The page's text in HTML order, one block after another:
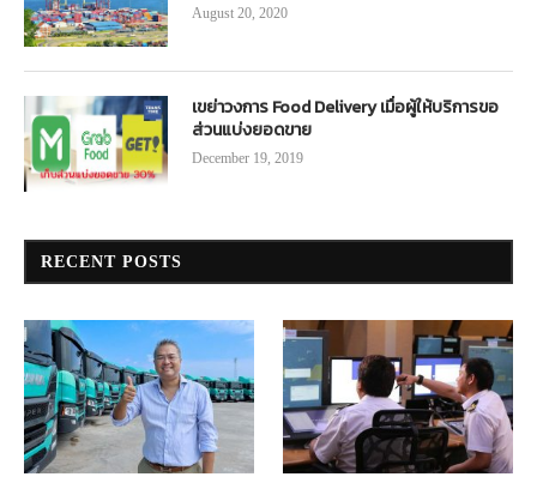
August 20, 2020
เขย่าวงการ Food Delivery เมื่อผู้ให้บริการขอ
ส่วนแบ่งยอดขาย
December 19, 2019
RECENT POSTS